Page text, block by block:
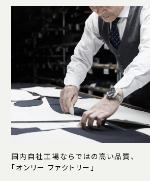
国内自社工場ならではの高い品質、
「オンリー ファクトリー」